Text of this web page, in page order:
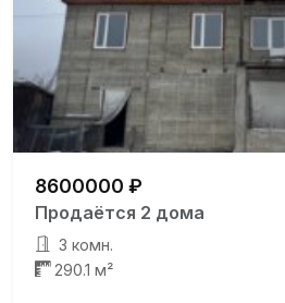
8600000 ₽
Продаётся 2 дома
3 комн.
290.1 м²